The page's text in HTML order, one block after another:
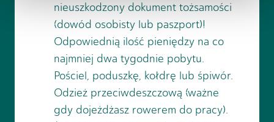
nieuszkodzony dokument tożsamości
(dowód osobisty lub paszport)!
Odpowiednią ilość pieniędzy na co
najmniej dwa tygodnie pobytu.
Pościel, poduszkę, kołdrę lub śpiwór.
Odzież przeciwdeszczową (ważne
gdy dojeżdżasz rowerem do pracy).